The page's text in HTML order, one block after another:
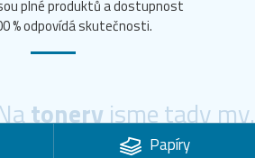
plné produktů a dostupnost
% odpovídá skutečnosti.
toneryjsme tady my.
Papíry